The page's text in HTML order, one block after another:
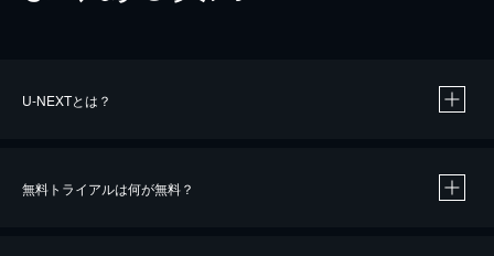
U-NEXTとは？
無料トライアルは何が無料？